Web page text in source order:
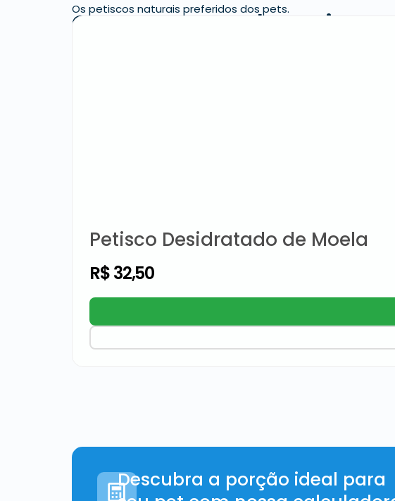
Quem comprou levou junto:
Os petiscos naturais preferidos dos pets.
Petisco Desidratado de Moela
R$32,50
Descubra a porção ideal para